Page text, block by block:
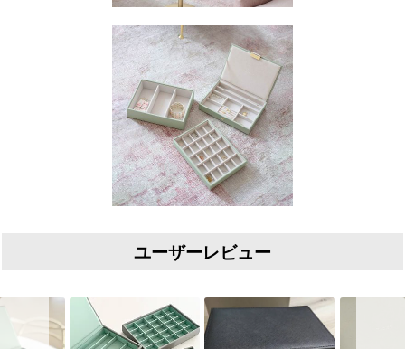
ユーザーレビュー
Slideshow
Slide controls